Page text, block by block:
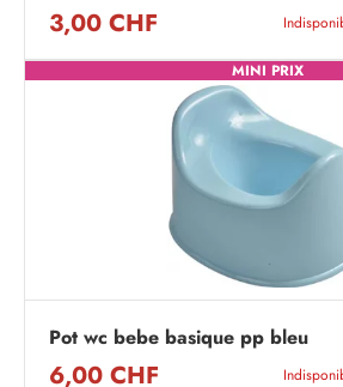
3,00 CHF
MINI PRIX
Pot wc bebe basique pp bleu
6,00 CHF